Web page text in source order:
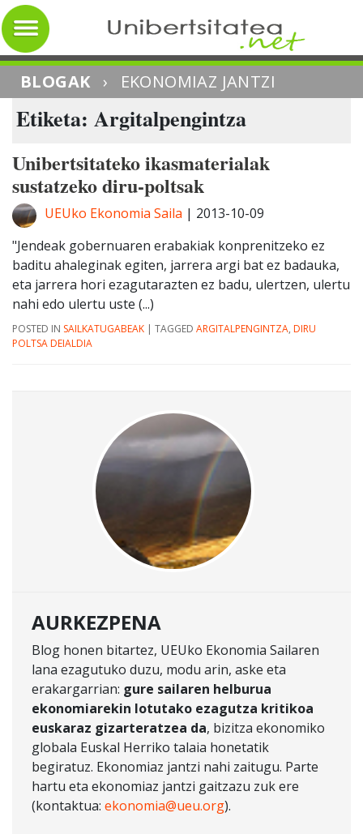
BLOGAK › EKONOMIAZ JANTZI
Etiketa: Argitalpengintza
Unibertsitateko ikasmaterialak
sustatzeko diru-poltsak
UEUko Ekonomia Saila | 2013-10-09
"Jendeak gobernuaren erabakiak konprenitzeko ez
baditu ahaleginak egiten, jarrera argi bat ez badauka,
eta jarrera hori ezagutarazten ez badu, ulertzen, ulertu
nahi edo ulertu uste (...)
POSTED IN SAILKATUGABEAK | TAGGED ARGITALPENGINTZA, DIRU
POLTSA DEIALDIA
AURKEZPENA
Blog honen bitartez, UEUko Ekonomia Sailaren
lana ezagutuko duzu, modu arin, aske eta
erakargarrian: gure sailaren helburua
ekonomiarekin lotutako ezagutza kritikoa
euskaraz gizarteratzea da, bizitza ekonomiko
globala Euskal Herriko talaia honetatik
begiratuz. Ekonomiaz jantzi nahi zaitugu. Parte
hartu eta ekonomiaz jantzi gaitzazu zuk ere
(kontaktua: ekonomia@ueu.org).